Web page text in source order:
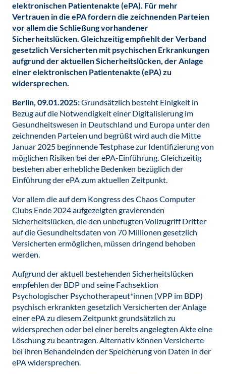
elektronischen Patientenakte (ePA). Für mehr
Vertrauen in die ePA fordern die zeichnenden Parteien
vor allem die Schließung vorhandener
Sicherheitslücken. Gleichzeitig empfiehlt der Verband
gesetzlich Versicherten mit psychischen Erkrankungen
aufgrund der aktuellen Sicherheitslücken, der Anlage
einer elektronischen Patientenakte (ePA) zu
widersprechen.
Berlin, 09.01.2025:Grundsätzlich besteht Einigkeit in
Bezug auf die Notwendigkeit einer Digitalisierung im
Gesundheitswesen in Deutschland und Europa unter den
zeichnenden Parteien und begrüßt wird auch die Mitte
Januar 2025 beginnende Testphase zur Identifizierung von
möglichen Risiken bei der ePA-Einführung. Gleichzeitig
bestehen aber erhebliche Bedenken bezüglich der
Einführung der ePA zum aktuellen Zeitpunkt.
Vor allem die auf dem Kongress des Chaos Computer
Clubs Ende 2024 aufgezeigten gravierenden
Sicherheitslücken, die den unbefugten Vollzugriff Dritter
auf die Gesundheitsdaten von 70 Millionen gesetzlich
Versicherten ermöglichen, müssen dringend behoben
werden.
Aufgrund der aktuell bestehenden Sicherheitslücken
empfehlen der BDP und seine Fachsektion
Psychologischer Psychotherapeut*innen (VPP im BDP)
psychisch erkrankten gesetzlich Versicherten der Anlage
einer ePA zu diesem Zeitpunkt grundsätzlich zu
widersprechen oder bei einer bereits angelegten Akte eine
Löschung zu beantragen. Alternativ können Versicherte
bei ihren Behandelnden der Speicherung von Daten in der
ePA widersprechen.